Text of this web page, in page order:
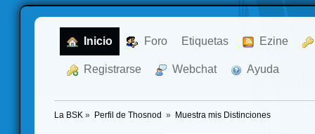
Inicio Foro Etiquetas Ezine
Registrarse Webchat Ayuda
La BSK » Perfil de Thosnod » Muestra mis Distinciones